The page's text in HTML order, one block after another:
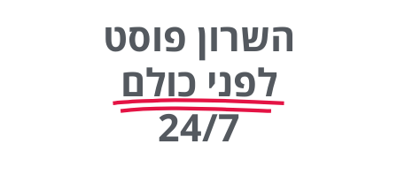
השרון פוסט
לפני כולם
24/7